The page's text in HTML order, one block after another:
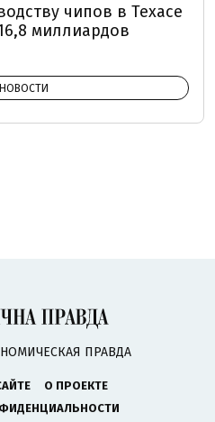
чипов в Техасе
миллиардов
ПРАВДА
О ПРОЕКТЕ